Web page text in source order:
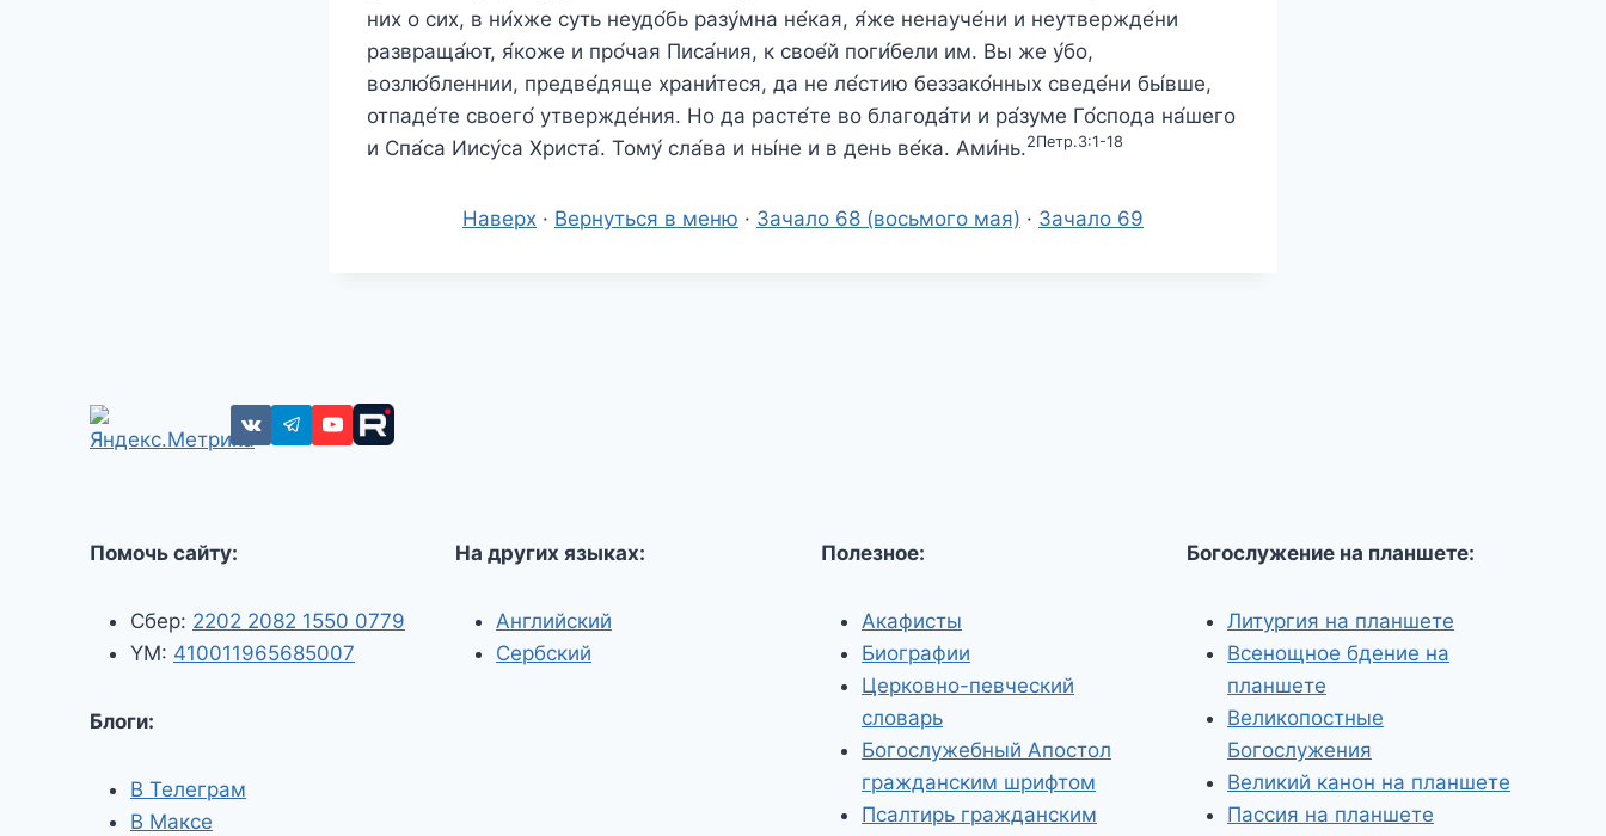
них о сих, в ни́хже суть неудо́бь разу́мна не́кая, я́же ненауче́ни и неутвержде́ни
развраща́ют, я́коже и про́чая Писа́ния, к свое́й поги́бели им. Вы же у́бо,
возлю́бленнии, предве́дяще храни́теся, да не ле́стию беззако́нных сведе́ни бы́вше,
отпаде́те своего́ утвержде́ния. Но да расте́те во благода́ти и ра́зуме Го́спода на́шего
и Спа́са Иису́са Христа́. Тому́ сла́ва и ны́не и в день ве́ка. Ами́нь.2Петр.3:1-18
Наверх · Вернуться в меню · Зачало 68 (восьмого мая) · Зачало 69
Помочь сайту:
Сбер: 2202 2082 1550 0779
YM: 410011965685007
Блоги:
В Телеграм
В Максе
На других языках:
Английский
Сербский
Полезное:
Акафисты
Биографии
Церковно-певческий
словарь
Богослужебный Апостол
гражданским шрифтом
Псалтирь гражданским
Богослужение на планшете:
Литургия на планшете
Всенощное бдение на
планшете
Великопостные
Богослужения
Великий канон на планшете
Пассия на планшете